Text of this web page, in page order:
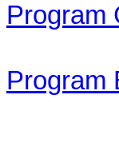
Program
Program